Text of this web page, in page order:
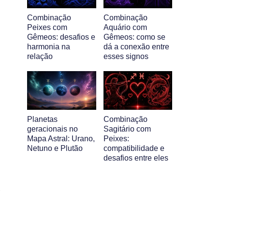
Combinação
Peixes com
Gêmeos: desafios e
harmonia na
relação
Combinação
Aquário com
Gêmeos: como se
dá a conexão entre
esses signos
Planetas
geracionais no
Mapa Astral: Urano,
Netuno e Plutão
Combinação
Sagitário com
Peixes:
compatibilidade e
desafios entre eles